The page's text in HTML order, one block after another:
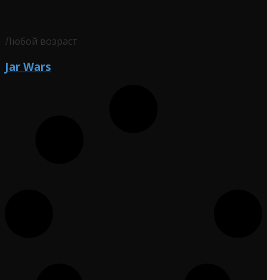
Любой возраст
Jar Wars